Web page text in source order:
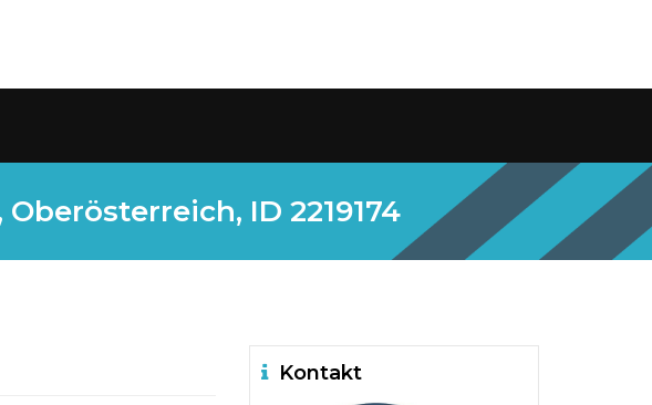
ID 2219174
Kontakt